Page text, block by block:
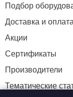
Подбор
Доставка и оплата
Акции
Сертификаты
Производители
Тематические